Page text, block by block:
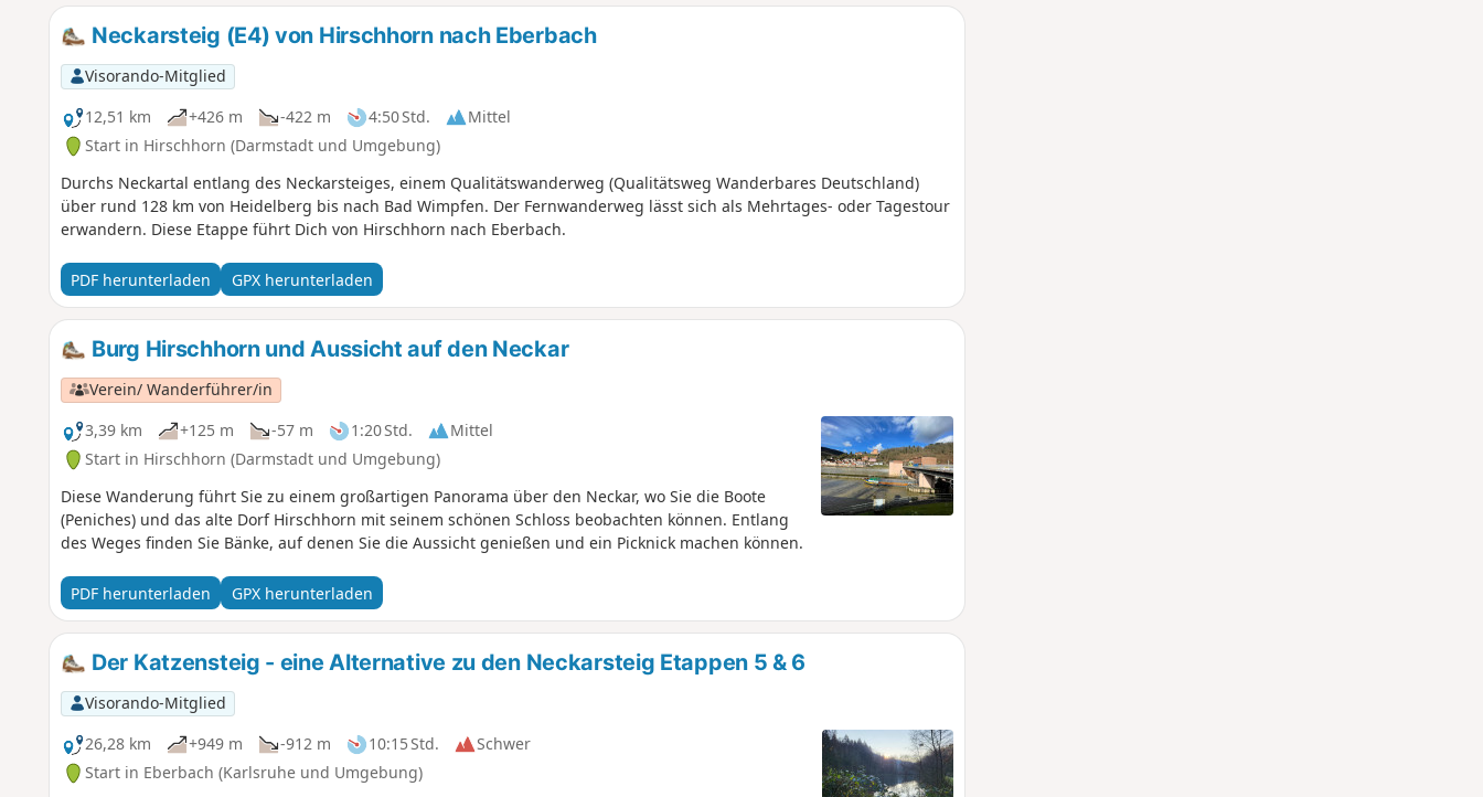
Neckarsteig (E4) von Hirschhorn nach Eberbach
Visorando-Mitglied
12,51 km
+426 m -422 m 4:50 Std.
Mittel
Start in Hirschhorn (Darmstadt und Umgebung)
Durchs Neckartal entlang des Neckarsteiges, einem Qualitätswanderweg (Qualitätsweg Wanderbares Deutschland)
über rund 128 km von Heidelberg bis nach Bad Wimpfen. Der Fernwanderweg lässt sich als Mehrtages- oder Tagestour
erwandern. Diese Etappe führt Dich von Hirschhorn nach Eberbach.
PDF herunterladen GPX herunterladen
Burg Hirschhorn und Aussicht auf den Neckar
Verein/ Wanderführer/in
3,39 km
+125 m -57 m 1:20 Std.
Mittel
Start in Hirschhorn (Darmstadt und Umgebung)
Diese Wanderung führt Sie zu einem großartigen Panorama über den Neckar, wo Sie die Boote
(Peniches) und das alte Dorf Hirschhorn mit seinem schönen Schloss beobachten können. Entlang
des Weges finden Sie Bänke, auf denen Sie die Aussicht genießen und ein Picknick machen können.
PDF herunterladen GPX herunterladen
Der Katzensteig - eine Alternative zu den Neckarsteig Etappen 5 & 6
Visorando-Mitglied
26,28 km
+949 m -912 m 10:15 Std.
Schwer
Start in Eberbach (Karlsruhe und Umgebung)